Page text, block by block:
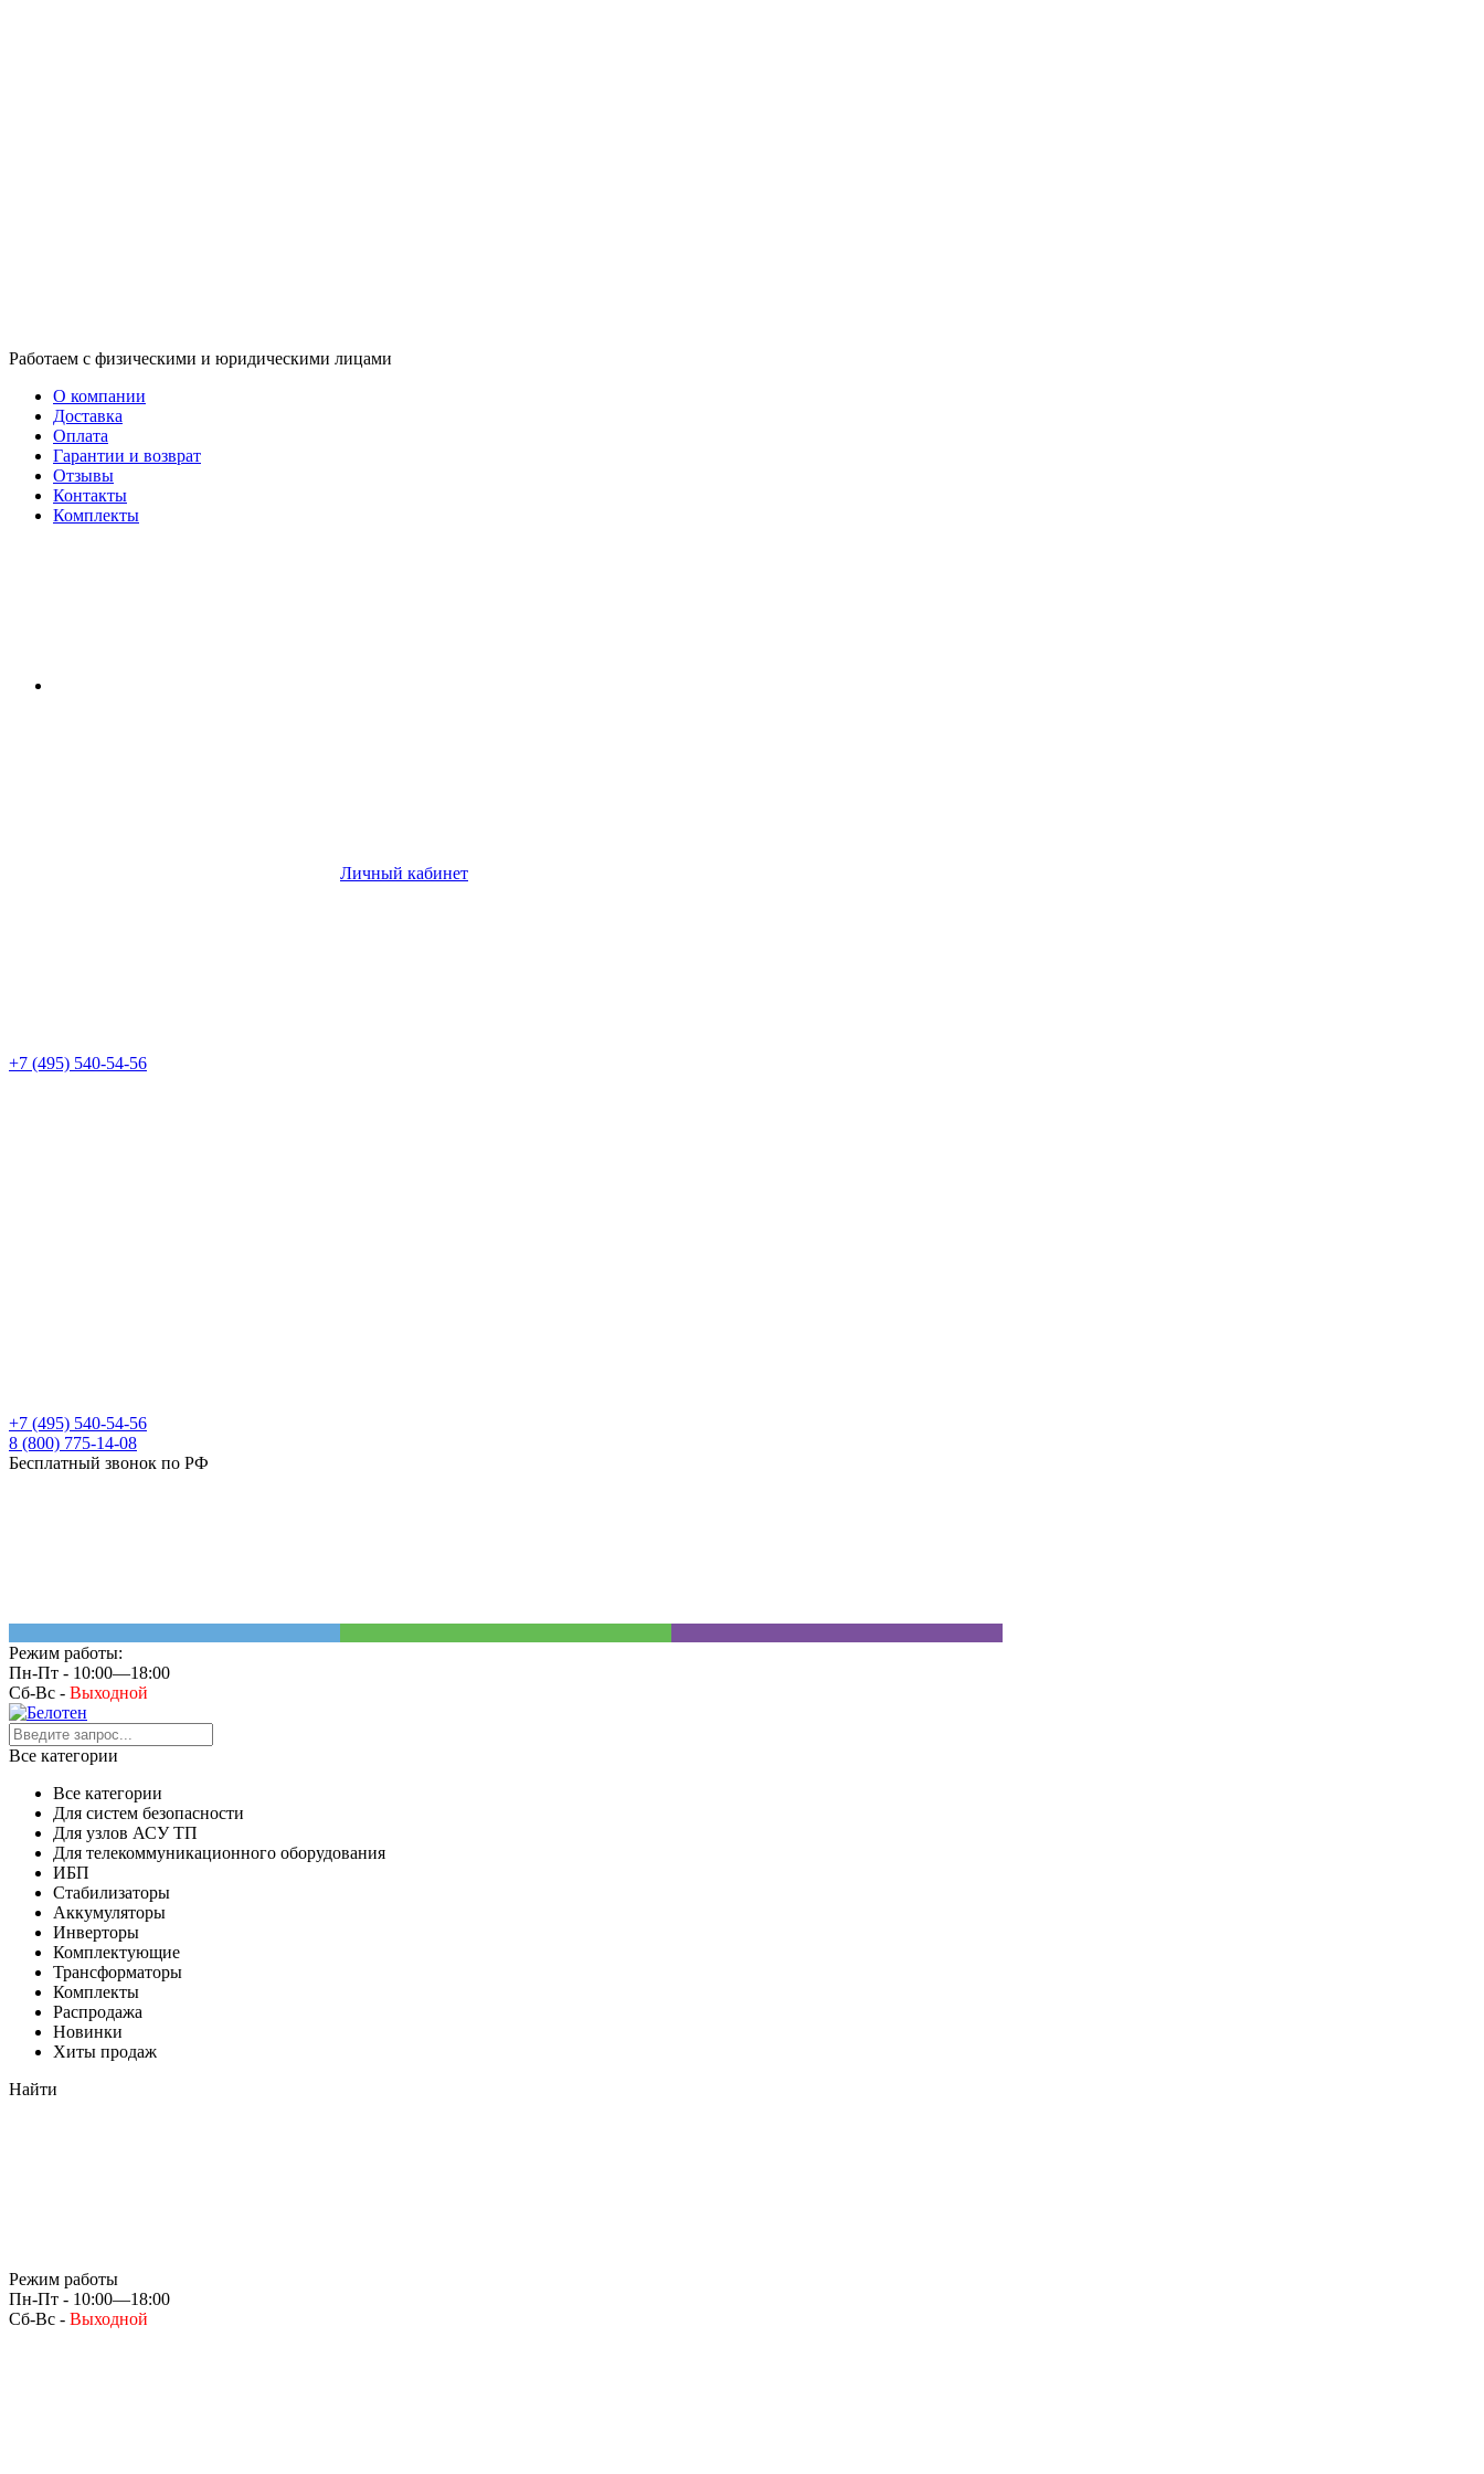
Работаем с физическими и юридическими лицами
О компании
Доставка
Оплата
Гарантии и возврат
Отзывы
Контакты
Комплекты
Личный кабинет
+7 (495) 540-54-56
+7 (495) 540-54-56
8 (800) 775-14-08
Бесплатный звонок по РФ
Режим работы:
Пн-Пт - 10:00—18:00
Сб-Вс - Выходной
Все категории
Все категории
Для систем безопасности
Для узлов АСУ ТП
Для телекоммуникационного оборудования
ИБП
Стабилизаторы
Аккумуляторы
Инверторы
Комплектующие
Трансформаторы
Комплекты
Распродажа
Новинки
Хиты продаж
Найти
Режим работы
Пн-Пт - 10:00—18:00
Сб-Вс - Выходной